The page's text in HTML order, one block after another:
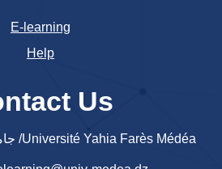
E-learning
Help
Us
جامعة يحي فارس المدية /Université Yahia Farès Médéa